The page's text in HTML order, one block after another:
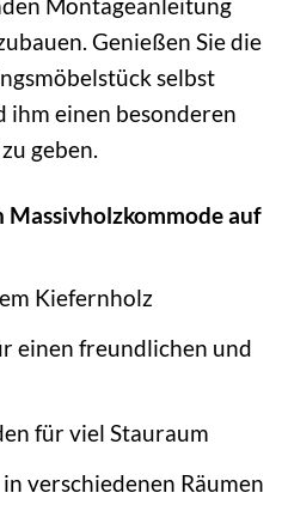
Genießen Sie die
selbst
ihm einen besonderen
geben.
auf
Kiefernholz
einen freundlichen und
für viel Stauraum
verschiedenen Räumen